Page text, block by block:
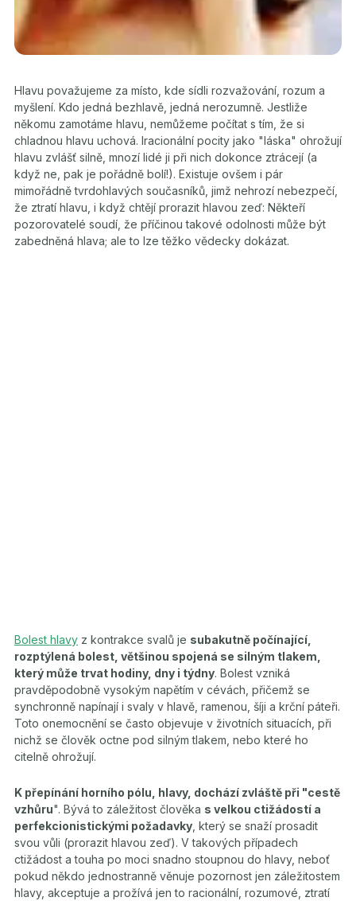
Hlavu považujeme za místo, kde sídli rozvažování, rozum a
myšlení. Kdo jedná bezhlavě, jedná nerozumně. Jestliže
někomu zamotáme hlavu, nemůžeme počítat s tím, že si
chladnou hlavu uchová. Iracionální pocity jako "láska" ohrožují
hlavu zvlášť silně, mnozí lidé ji při nich dokonce ztrácejí (a
když ne, pak je pořádně bolí!). Existuje ovšem i pár
mimořádně tvrdohlavých současníků, jimž nehrozí nebezpečí,
že ztratí hlavu, i když chtějí prorazit hlavou zeď: Někteří
pozorovatelé soudí, že příčinou takové odolnosti může být
zabedněná hlava; ale to lze těžko vědecky dokázat.
Bolest hlavy z kontrakce svalů je subakutně počínající,
rozptýlená bolest, většinou spojená se silným tlakem,
který může trvat hodiny, dny i týdny. Bolest vzniká
pravděpodobně vysokým napětím v cévách, přičemž se
synchronně napínají i svaly v hlavě, ramenou, šíji a krční páteři.
Toto onemocnění se často objevuje v životních situacích, při
nichž se člověk octne pod silným tlakem, nebo které ho
citelně ohrožují.
K přepínání horního pólu, hlavy, dochází zvláště při "cestě
vzhůru". Bývá to záležitost člověka s velkou ctižádostí a
perfekcionistickými požadavky , který se snaží prosadit
svou vůli (prorazit hlavou zeď). V takových případech
ctižádost a touha po moci snadno stoupnou do hlavy, neboť
pokud někdo jednostranně věnuje pozornost jen záležitostem
hlavy, akceptuje a prožívá jen to racionální, rozumové, ztratí